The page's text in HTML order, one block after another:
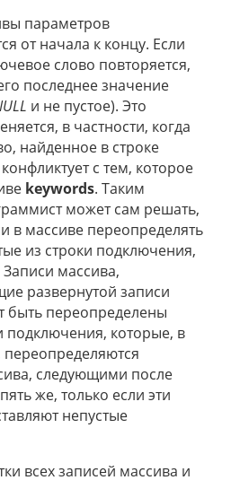
параметров
от начала к концу. Если
слово повторяется,
последнее значение
и не пустое). Это
в частности, когда
найденное в строке
с тем, которое
keywords. Таким
может сам решать,
в массиве переопределять
из строки подключения,
массива,
развернутой записи
быть переопределены
подключения, которые, в
следующими после
же, только если эти
непустые
всех записей массива и